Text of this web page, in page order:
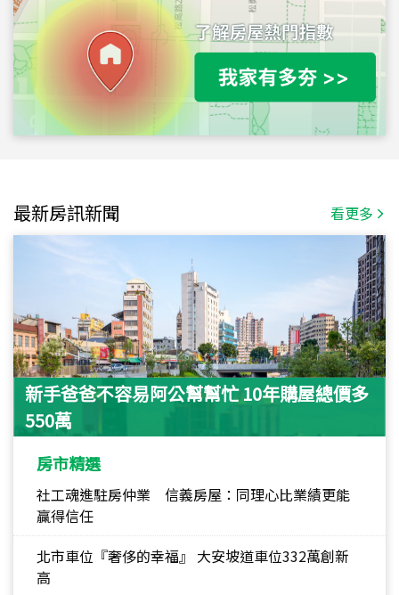
最新房訊新聞 看更多
新手爸爸不容易阿公幫幫忙 10年購屋總價多
550萬
房市精選
社工魂進駐房仲業 信義房屋：同理心比業績更能
贏得信任
北市車位『奢侈的幸福』 大安坡道車位332萬創新
高